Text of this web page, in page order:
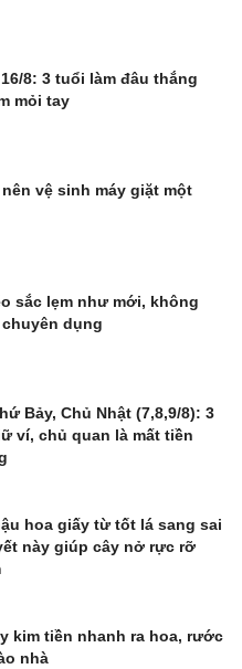
8: 3 tuổi làm đâu thắng
mỏi tay
vệ sinh máy giặt một
sắc lẹm như mới, không
dụng
Bảy, Chủ Nhật (7,8,9/8): 3
ví, chủ quan là mất tiền
hoa giấy từ tốt lá sang sai
này giúp cây nở rực rỡ
kim tiền nhanh ra hoa, rước
nhà